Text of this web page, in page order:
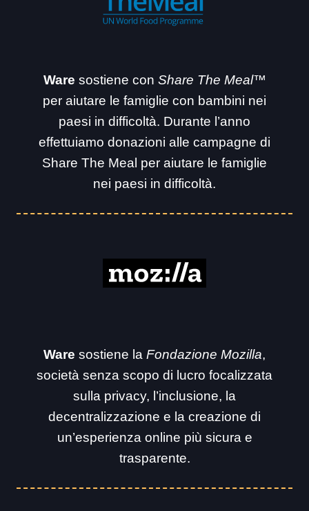
Ware sostiene con Share The Meal™
per aiutare le famiglie con bambini nei
paesi in difficoltà. Durante l’anno
effettuiamo donazioni alle campagne di
Share The Meal per aiutare le famiglie
nei paesi in difficoltà.
Ware sostiene la Fondazione Mozilla,
società senza scopo di lucro focalizzata
sulla privacy, l’inclusione, la
decentralizzazione e la creazione di
un’esperienza online più sicura e
trasparente.